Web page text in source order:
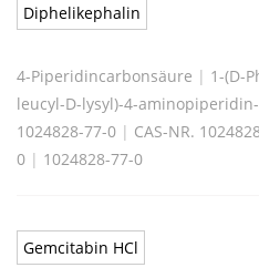
Diphelikephalin
4-Piperidincarbonsäure | 1-(D-
leucyl-D-lysyl)-4-
1024828-77-0 | CAS-NR.
0 | 1024828-77-0
Gemcitabin HCl